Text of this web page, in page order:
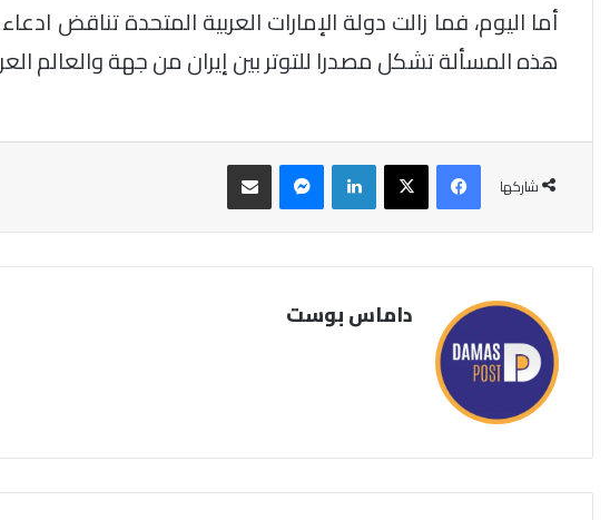
أما اليوم، فما زالت دولة الإمارات العربية المتحدة تناقض
هذه المسألة تشكل مصدرا للتوتر بين إيران من جهة والعالم
شاركها
فيسبوك‫X لينكدإن ماسنجر مشاركة عبر البريد
داماس بوست